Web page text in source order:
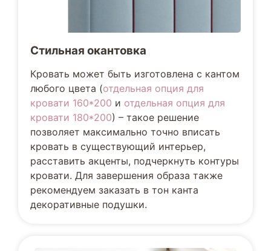
Стильная окантовка
Кровать может быть изготовлена с кантом
любого цвета (отдельная опция для
кровати 160*200 и отдельная опция для
кровати 180*200) – такое решение
позволяет максимально точно вписать
кровать в существующий интерьер,
расставить акценты, подчеркнуть контуры
кровати. Для завершения образа также
рекомендуем заказать в тон канта
декоративные подушки.